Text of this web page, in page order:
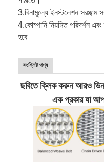
3.বিনামূল্যে ইনস্টলেশন সরঞ্জাম
4.কোম্পানি নিয়মিত পরিদর্শন এবং
হবে
সংশ্লিষ্ট পণ্য
ছবিতে ক্লিক করুন আরও ভিন্ন
এক প্রকার যা